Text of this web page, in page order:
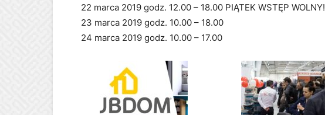
22 marca 2019 godz. 12.00 – 18.00 PIĄTEK WSTĘP WOLNY!
23 marca 2019 godz. 10.00 – 18.00
24 marca 2019 godz. 10.00 – 17.00